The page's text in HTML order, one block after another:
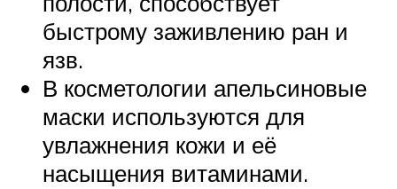
быстрому заживлению ран и
язв.
В косметологии апельсиновые
маски используются для
увлажнения кожи и её
насыщения витаминами.